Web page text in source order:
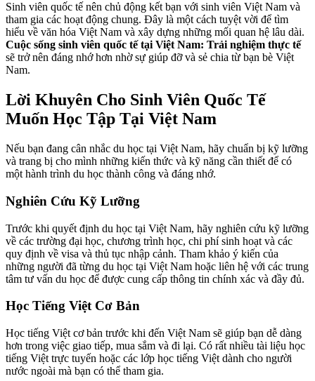
Sinh viên quốc tế nên chủ động kết bạn với sinh viên Việt Nam và
tham gia các hoạt động chung. Đây là một cách tuyệt vời để tìm
hiểu về văn hóa Việt Nam và xây dựng những mối quan hệ lâu dài.
Cuộc sống sinh viên quốc tế tại Việt Nam: Trải nghiệm thực tế
sẽ trở nên đáng nhớ hơn nhờ sự giúp đỡ và sẻ chia từ bạn bè Việt
Nam.
Lời Khuyên Cho Sinh Viên Quốc Tế
Muốn Học Tập Tại Việt Nam
Nếu bạn đang cân nhắc du học tại Việt Nam, hãy chuẩn bị kỹ lưỡng
và trang bị cho mình những kiến thức và kỹ năng cần thiết để có
một hành trình du học thành công và đáng nhớ.
Nghiên Cứu Kỹ Lưỡng
Trước khi quyết định du học tại Việt Nam, hãy nghiên cứu kỹ lưỡng
về các trường đại học, chương trình học, chi phí sinh hoạt và các
quy định về visa và thủ tục nhập cảnh. Tham khảo ý kiến của
những người đã từng du học tại Việt Nam hoặc liên hệ với các trung
tâm tư vấn du học để được cung cấp thông tin chính xác và đầy đủ.
Học Tiếng Việt Cơ Bản
Học tiếng Việt cơ bản trước khi đến Việt Nam sẽ giúp bạn dễ dàng
hơn trong việc giao tiếp, mua sắm và đi lại. Có rất nhiều tài liệu học
tiếng Việt trực tuyến hoặc các lớp học tiếng Việt dành cho người
nước ngoài mà bạn có thể tham gia.